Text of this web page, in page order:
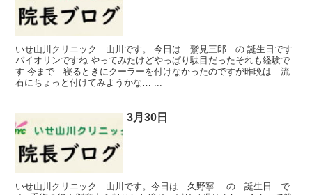
いせ山川クリニック 山川です。 今日は 鷲見三郎 の 誕生日です
バイオリンですね やってみたけどやっぱり駄目だったそれも経験で
す 今まで 寝るときにクーラーを付けなかったのですが昨晩は 流
石にちょっと付けてみようかな… ...
3月30日
いせ山川クリニック 山川です。今日は 久野寧 の 誕生日 で